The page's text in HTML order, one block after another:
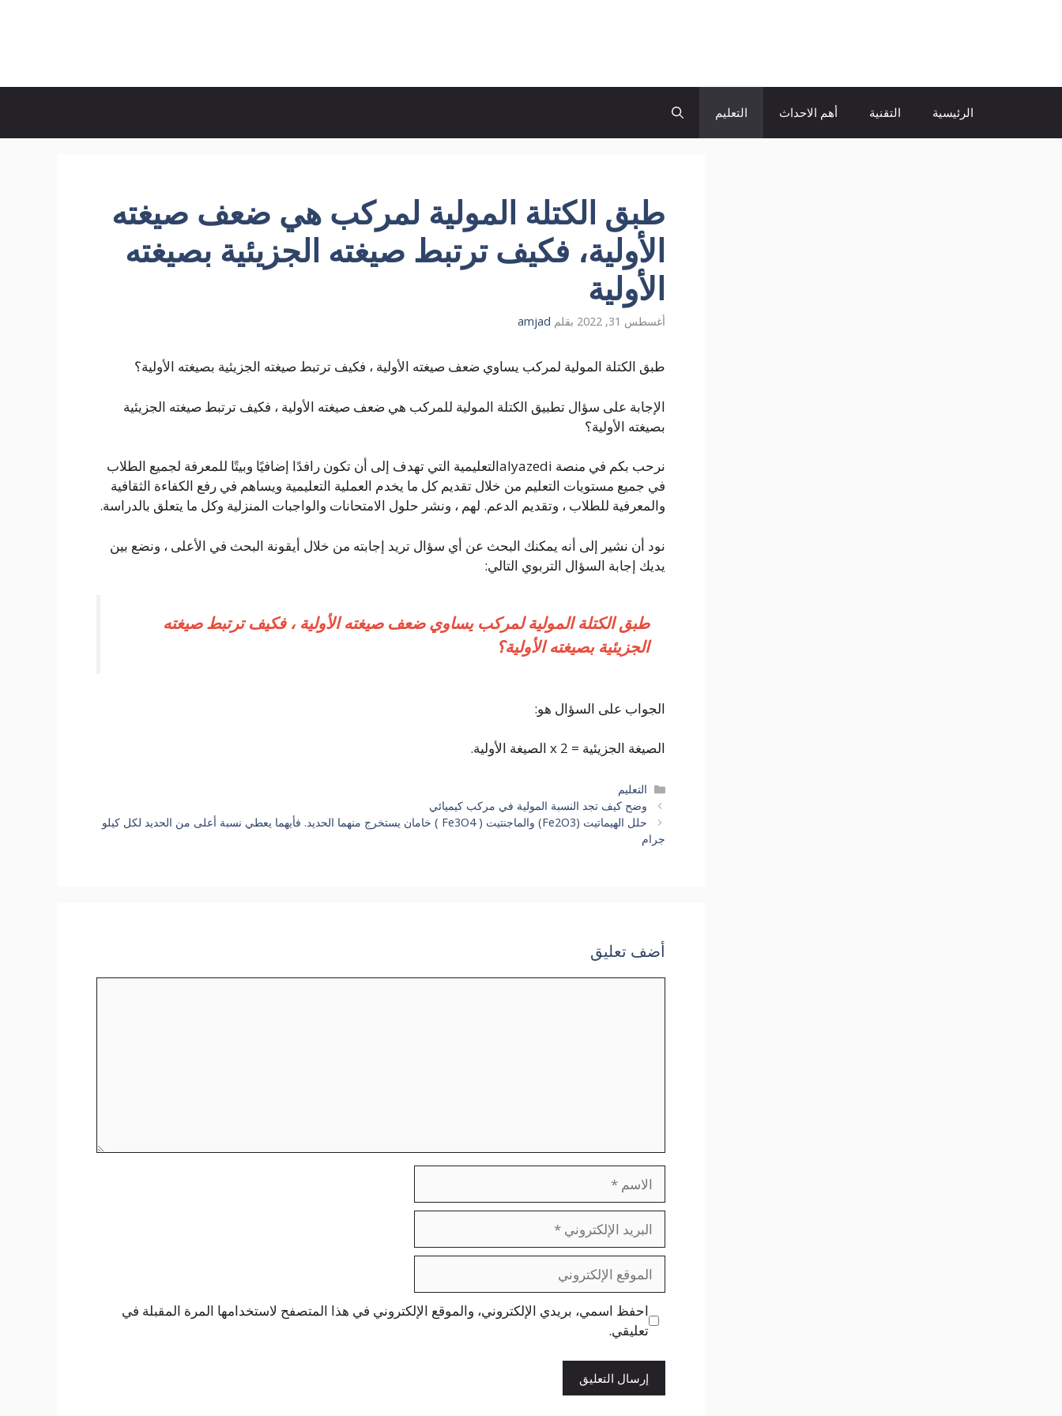
الرئيسية التقنية أهم الاحداث التعليم
طبق الكتلة المولية لمركب هي ضعف صيغته
الأولية، فكيف ترتبط صيغته الجزيئية بصيغته
الأولية
أغسطس 31, 2022 بقلم amjad
طبق الكتلة المولية لمركب يساوي ضعف صيغته الأولية ، فكيف ترتبط صيغته الجزيئية بصيغته الأولية؟
الإجابة على سؤال تطبيق الكتلة المولية للمركب هي ضعف صيغته الأولية ، فكيف ترتبط صيغته الجزيئية
بصيغته الأولية؟
نرحب بكم في منصة alyazediالتعليمية التي تهدف إلى أن تكون رافدًا إضافيًا وبيتًا للمعرفة لجميع الطلاب
في جميع مستويات التعليم من خلال تقديم كل ما يخدم العملية التعليمية ويساهم في رفع الكفاءة الثقافية
والمعرفية للطلاب ، وتقديم الدعم. لهم ، ونشر حلول الامتحانات والواجبات المنزلية وكل ما يتعلق بالدراسة.
نود أن نشير إلى أنه يمكنك البحث عن أي سؤال تريد إجابته من خلال أيقونة البحث في الأعلى ، ونضع بين
يديك إجابة السؤال التربوي التالي:
طبق الكتلة المولية لمركب يساوي ضعف صيغته الأولية ، فكيف ترتبط صيغته
الجزيئية بصيغته الأولية؟
الجواب على السؤال هو:
الصيغة الجزيئية = x 2 الصيغة الأولية.
التصنيفات
التعليم
وضح كيف تجد النسبة المولية في مركب كيميائي
حلل الهيماتيت (Fe2O3) والماجنتيت ( Fe3O4 ) خامان يستخرج منهما الحديد. فأيهما يعطي نسبة أعلى من الحديد لكل كيلو
جرام
أضف تعليق
الاسم
البريد
الإلكتروني
الموقع
الإلكتروني
احفظ اسمي، بريدي الإلكتروني، والموقع الإلكتروني في هذا المتصفح لاستخدامها المرة المقبلة في
تعليقي.